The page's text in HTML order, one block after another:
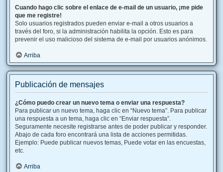
Cuando hago clic sobre el enlace de e-mail de un usuario, ¡me pide
que me registre!
Solo usuarios registrados pueden enviar e-mail a otros usuarios a
través del foro, si la administración habilita la opción. Esto es para
prevenir el uso malicioso del sistema de e-mail por usuarios anónimos.
Arriba
Publicación de mensajes
¿Cómo puedo crear un nuevo tema o enviar una respuesta?
Para publicar un nuevo tema, haga clic en “Nuevo tema”. Para publicar
una respuesta a un tema, haga clic en “Enviar respuesta”.
Seguramente necesite registrarse antes de poder publicar y responder.
Abajo de cada foro encontrará una lista de acciones permitidas.
Ejemplo: Puede publicar nuevos temas, Puede votar en las encuestas,
etc.
Arriba